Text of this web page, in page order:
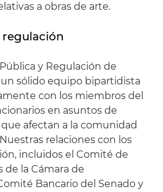
a obras de arte.
y Regulación de
sólido equipo bipartidista
con los miembros del
en asuntos de
afectan a la comunidad
relaciones con los
incluidos el Comité de
de la Cámara de
Bancario del Senado y